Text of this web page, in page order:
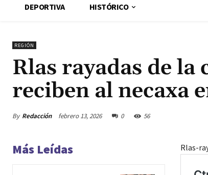
DEPORTIVA HISTÓRICO
REGIÓN
Rlas rayadas de
reciben al necaxa
By Redacción febrero 13, 2026 0 56
Más Leídas Rlas-